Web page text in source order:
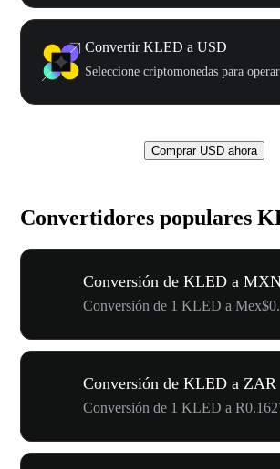
Convertir KLED a USD
Seleccione criptomonedas para
Comprar USD ahora
Convertidores populares
Conversión de KLED a
Conversión de 1 KLED a
Conversión de KLED a ZAR
Conversión de 1 KLED a